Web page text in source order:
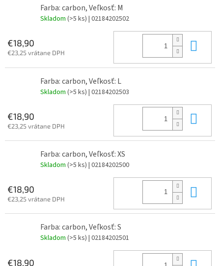
Farba: carbon, Veľkosť: M
Skladom (>5 ks) | 02184202502
€18,90
€23,25 vrátane DPH
Farba: carbon, Veľkosť: L
Skladom (>5 ks) | 02184202503
€18,90
€23,25 vrátane DPH
Farba: carbon, Veľkosť: XS
Skladom (>5 ks) | 02184202500
€18,90
€23,25 vrátane DPH
Farba: carbon, Veľkosť: S
Skladom (>5 ks) | 02184202501
€18,90